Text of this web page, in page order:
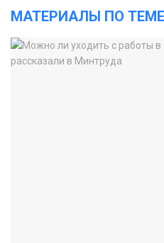
МАТЕРИАЛЫ ПО